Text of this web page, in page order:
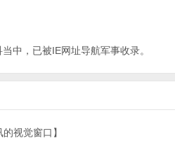
中，已被IE网址导航军事收录。
视觉窗口】